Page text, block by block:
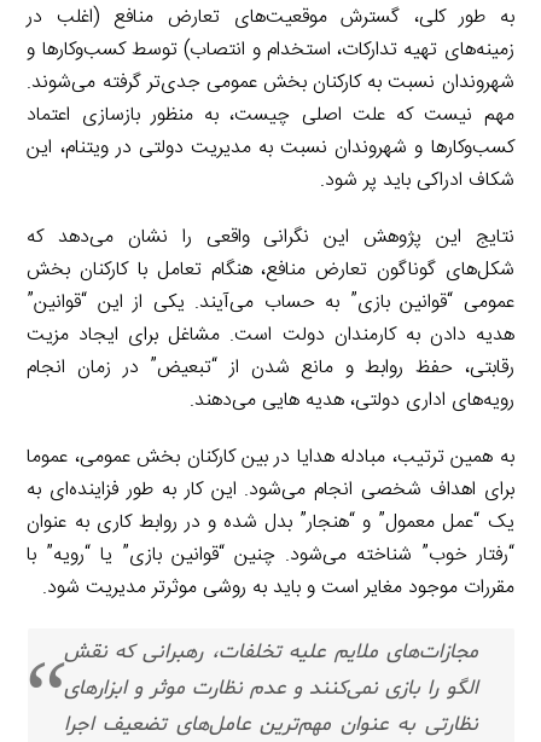
به طور کلی، گسترش موقعیت‌های تعارض منافع (اغلب در
زمینه‌های تهیه تدارکات، استخدام و انتصاب) توسط کسب‌وکارها و
شهروندان نسبت به کارکنان بخش عمومی جدی‌تر گرفته می‌شوند.
مهم نیست که علت اصلی چیست، به منظور بازسازی اعتماد
کسب‌وکارها و شهروندان نسبت به مدیریت دولتی در ویتنام، این
شکاف ادراکی باید پر شود.
نتایج این پژوهش این نگرانی واقعی را نشان می‌دهد که
شکل‌های گوناگون تعارض منافع، هنگام تعامل با کارکنان بخش
عمومی “قوانین بازی” به حساب می‌آیند. یکی از این “قوانین”
هدیه دادن به کارمندان دولت است. مشاغل برای ایجاد مزیت
رقابتی، حفظ روابط و مانع شدن از “تبعیض” در زمان انجام
رویه‌های اداری دولتی، هدیه هایی می‌دهند.
به همین ترتیب، مبادله هدایا در بین کارکنان بخش عمومی، عموما
برای اهداف شخصی انجام می‌شود. این کار به طور فزاینده‌ای به
یک “عمل معمول” و “هنجار” بدل شده و در روابط کاری به عنوان
“رفتار خوب” شناخته می‌شود. چنین “قوانین بازی” یا “رویه” با
مقررات موجود مغایر است و باید به روشی موثرتر مدیریت شود.
مجازات‌های ملایم علیه تخلفات، رهبرانی که نقش
الگو را بازی نمی‌کنند و عدم نظارت موثر و ابزارهای
نظارتی به عنوان مهم‌ترین عامل‌های تضعیف اجرا